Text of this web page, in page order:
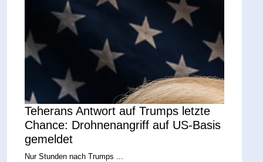
Teherans Antwort auf Trumps letzte
Chance: Drohnenangriff auf US-Basis
gemeldet
Nur Stunden nach Trumps ...